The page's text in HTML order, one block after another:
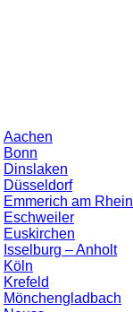
Aachen
Bonn
Dinslaken
Düsseldorf
Emmerich am Rhein
Eschweiler
Euskirchen
Isselburg – Anholt
Köln
Krefeld
Mönchengladbach